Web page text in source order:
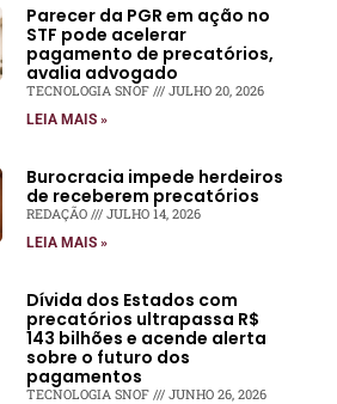
Parecer da PGR em ação no
STF pode acelerar
pagamento de precatórios,
avalia advogado
TECNOLOGIA SNOF JULHO 20, 2026
LEIA MAIS »
Burocracia impede herdeiros
de receberem precatórios
REDAÇÃO JULHO 14, 2026
LEIA MAIS »
Dívida dos Estados com
precatórios ultrapassa R$
143 bilhões e acende alerta
sobre o futuro dos
pagamentos
TECNOLOGIA SNOF JUNHO 26, 2026